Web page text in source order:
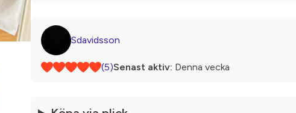
Sdavidsson
(5)Senast aktiv: Denna vecka